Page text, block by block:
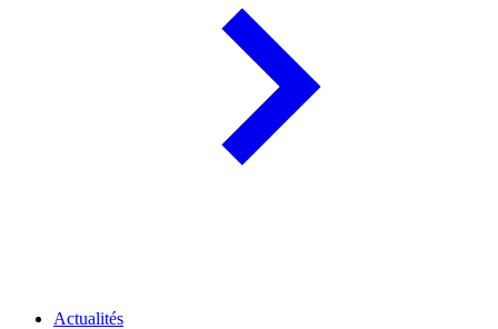
Actualités